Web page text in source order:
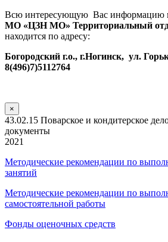
Всю интересующую Вас информацию
МО «ЦЗН МО» Территориальный
находится по адресу:
Богородский г.о., г.Ногинск, ул.
8(496)7)5112764
×
43.02.15 Поварское и кондитерское
документы
2021
Методические рекомендации по
занятий
Методические рекомендации по
самостоятельной работы
Фонды оценочных средств